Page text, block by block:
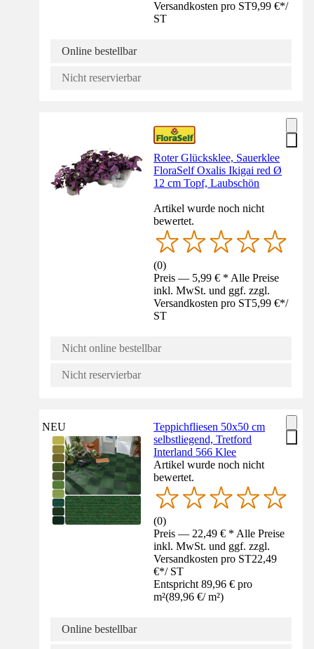
Versandkosten pro ST9,99 €*/
ST
Online bestellbar
Nicht reservierbar
Roter Glücksklee, Sauerklee
FloraSelf Oxalis Ikigai red Ø
12 cm Topf, Laubschön
Artikel wurde noch nicht
bewertet.
(0)
Preis — 5,99 € * Alle Preise
inkl. MwSt. und ggf. zzgl.
Versandkosten pro ST5,99 €*/
ST
Nicht online bestellbar
Nicht reservierbar
NEU
Teppichfliesen 50x50 cm
selbstliegend, Tretford
Interland 566 Klee
Artikel wurde noch nicht
bewertet.
(0)
Preis — 22,49 € * Alle Preise
inkl. MwSt. und ggf. zzgl.
Versandkosten pro ST22,49
€*/ ST
Entspricht 89,96 € pro
m²(89,96 €/ m²)
Online bestellbar